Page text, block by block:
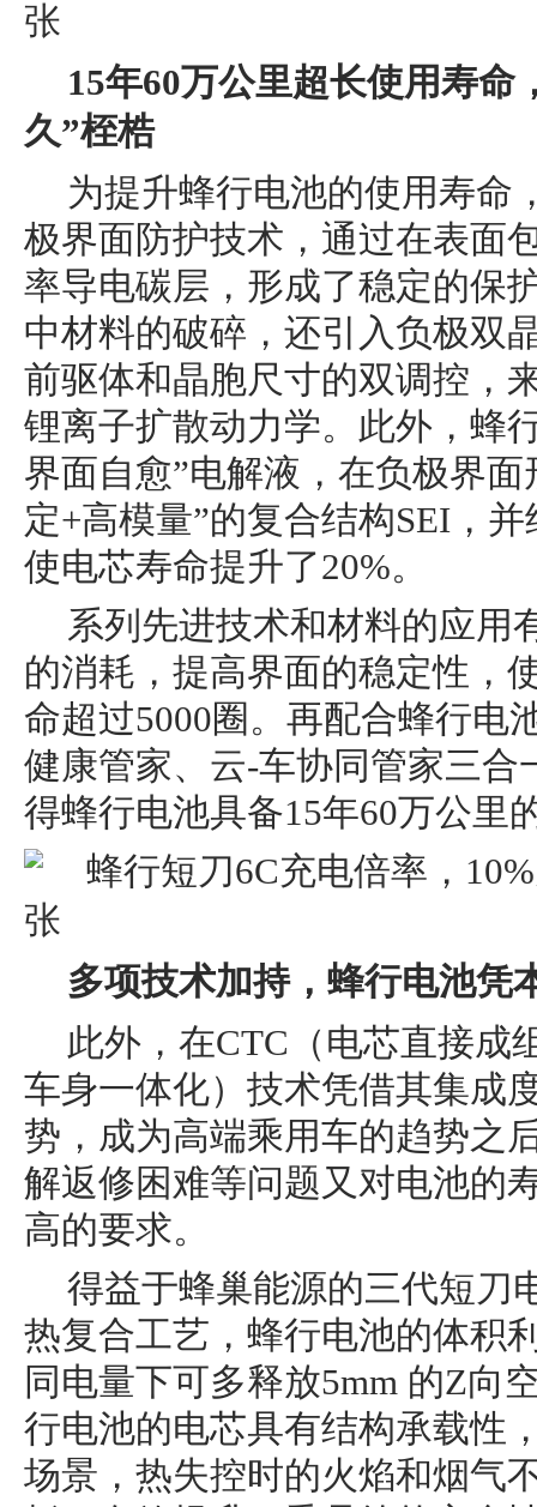
15年60万公里超长使用寿命
久”桎梏
为提升蜂行电池的使用寿命
极界面防护技术，通过在表面
率导电碳层，形成了稳定的保
中材料的破碎，还引入负极双
前驱体和晶胞尺寸的双调控，
锂离子扩散动力学。此外，蜂
界面自愈”电解液，在负极界
定+高模量”的复合结构SEI，
使电芯寿命提升了20%。
系列先进技术和材料的应用
的消耗，提高界面的稳定性，
命超过5000圈。再配合蜂行电
健康管家、云-车协同管家三合
得蜂行电池具备15年60万公里
多项技术加持，蜂行电池凭
此外，在CTC（电芯直接成
车身一体化）技术凭借其集成
势，成为高端乘用车的趋势之
解返修困难等问题又对电池的
高的要求。
得益于蜂巢能源的三代短刀
热复合工艺，蜂行电池的体积
同电量下可多释放5mm 的Z向
行电池的电芯具有结构承载性
场景，热失控时的火焰和烟气